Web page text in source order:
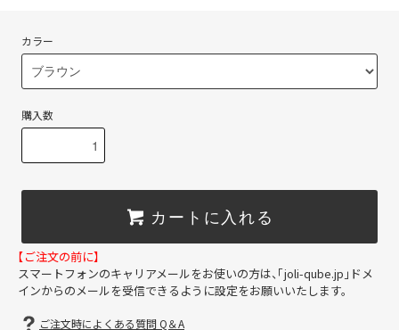
カラー
購入数
カートに入れる
【ご注文の前に】
スマートフォンのキャリアメールをお使いの方は、「joli-qube.jp」ドメ
インからのメールを受信できるように設定をお願いいたします。
ご注文時によくある質問 Q＆A